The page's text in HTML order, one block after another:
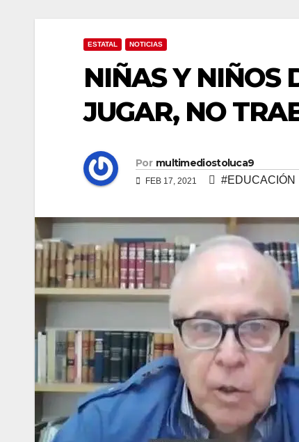
ESTATAL NOTICIAS
NIÑAS Y NIÑOS
JUGAR, NO
Por multimediostoluca9
FEB 17, 2021 #EDUCACIÓN